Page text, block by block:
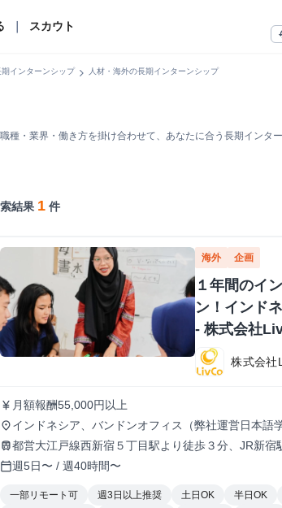
スカウト
期インターンシップchevron_right 人材・海外の長期インターンシップ
・業界・働き方を掛け合わせて、あなたに合う長期インタ
結果 1 件
海外 企画
１年間のイ
ン！インド
- 株式会社
株式会社
currency_yen 月額報酬55,000円以上
place インドネシア、バンドンオフィス（弊社運営日本語
RT.01/RW.08, Cihanjuang, Kec. Parongpong,
train都営大江戸線西新宿５丁目駅より徒歩３分、JR新宿
り徒歩10分
calendar_today週5日〜 / 週40時間〜
一部リモート可 週3日以上推奨 土日OK 半日OK